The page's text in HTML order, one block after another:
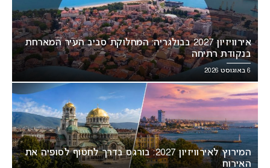
אירוויזיון 2027 בבולגריה: המחלוקת סביב העיר המארחת
בנקודת רתיחה
6 באוגוסט 2026
המירוץ לאירוויזיון 2027: בורגס בדרך לחטוף לסופיה את
האירוח